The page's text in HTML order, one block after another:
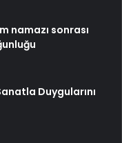
namazı sonrası
Duygularını